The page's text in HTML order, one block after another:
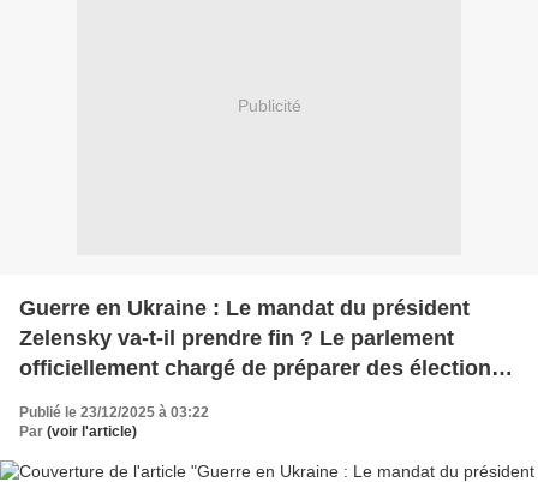
Publicité
Guerre en Ukraine : Le mandat du président
Zelensky va-t-il prendre fin ? Le parlement
officiellement chargé de préparer des élections
en Ukraine
Publié le 23/12/2025 à 03:22
Par (voir l'article)